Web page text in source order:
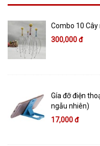
Combo 10
300,000 đ
Gía đỡ điện
ngẫu nhiên)
17,000 đ